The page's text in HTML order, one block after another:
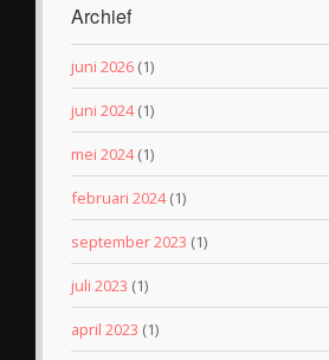
Archief
juni 2026 (1)
juni 2024(1)
mei 2024(1)
februari 2024(1)
september 2023 (1)
juli 2023 (1)
april 2023 (1)